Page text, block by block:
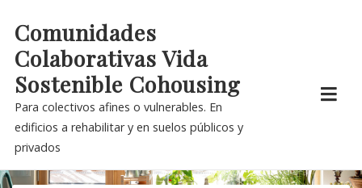
content
Comunidades
Colaborativas Vida
Sostenible Cohousing
Para colectivos afines o vulnerables. En
edificios a rehabilitar y en suelos públicos y
privados